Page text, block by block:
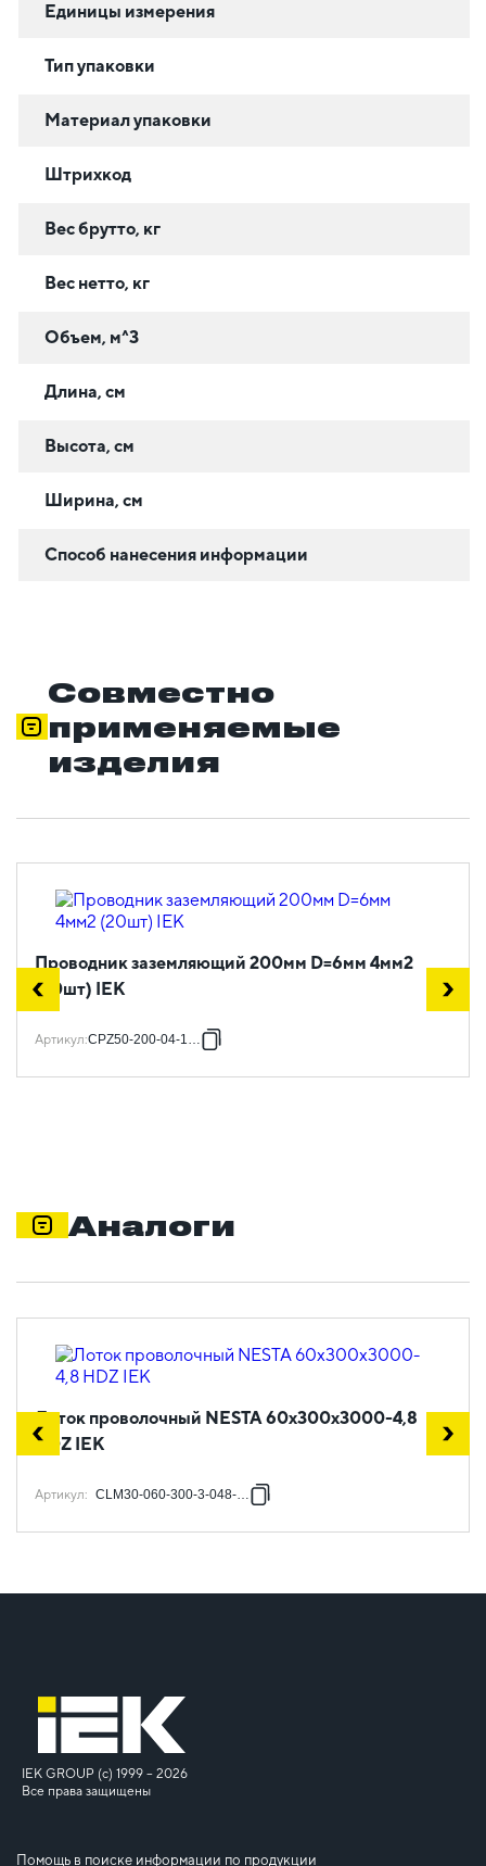
Единицы измерения
Тип упаковки
Материал упаковки
Штрихкод
Вес брутто, кг
Вес нетто, кг
Объем, м^3
Длина, см
Высота, см
Ширина, см
Способ нанесения информации
Совместно
применяемые
изделия
Проводник заземляющий 200мм D=6мм 4мм2
(20шт) IEK
Артикул:CPZ50-200-04-1-06
Аналоги
Лоток проволочный NESTA 60х300х3000-4,8
HDZ IEK
Артикул: CLM30-060-300-3-048-HDZ
IEK GROUP (c) 1999 – 2026
Все права защищены
Помощь в поиске информации по продукции